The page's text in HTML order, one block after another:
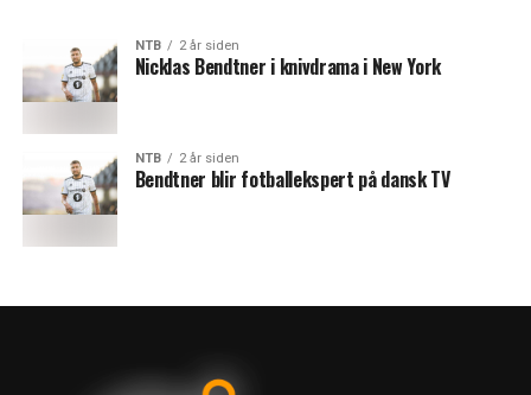
NTB 2 år siden
Nicklas Bendtner i knivdrama i New York
NTB 2 år siden
Bendtner blir fotballekspert på dansk TV